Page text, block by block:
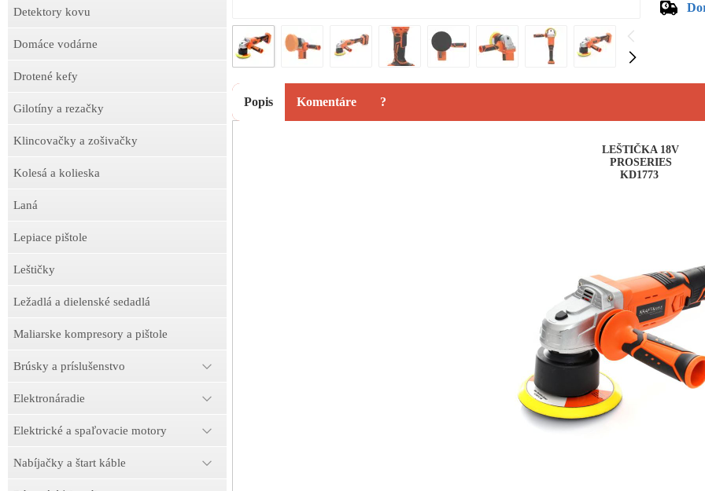
Detektory kovu
Domáce vodárne
Drotené kefy
Gilotíny a rezačky
Klincovačky a zošivačky
Kolesá a kolieska
Laná
Lepiace pištole
Leštičky
Ležadlá a dielenské sedadlá
Maliarske kompresory a pištole
Brúsky a príslušenstvo
Elektronáradie
Elektrické a spaľovacie motory
Nabíjačky a štart káble
Popis Komentáre ?
LEŠTIČKA 18V
PROSERIES
KD1773